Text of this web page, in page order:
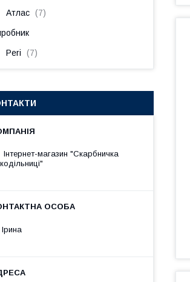
Атлас 7
Peri 7
Інтернет-магазин "Скарбничка
Ірина